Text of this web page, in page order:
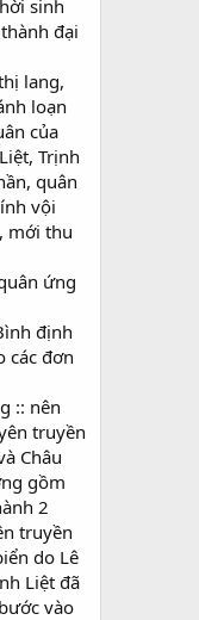
sinh
đại
lang,
loạn
của
Trịnh
quân
vội
mới thu
ứng
định
các đơn
:: nên
truyền
Châu
gồm
2
truyền
do Lê
Liệt đã
vào